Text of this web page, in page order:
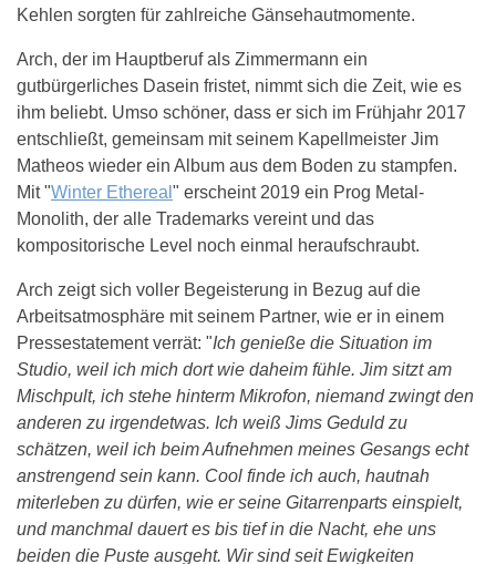
Kehlen sorgten für zahlreiche Gänsehautmomente.
Arch, der im Hauptberuf als Zimmermann ein
gutbürgerliches Dasein fristet, nimmt sich die Zeit, wie es
ihm beliebt. Umso schöner, dass er sich im Frühjahr 2017
entschließt, gemeinsam mit seinem Kapellmeister Jim
Matheos wieder ein Album aus dem Boden zu stampfen.
Mit "Winter Ethereal " erscheint 2019 ein Prog Metal-
Monolith, der alle Trademarks vereint und das
kompositorische Level noch einmal heraufschraubt.
Arch zeigt sich voller Begeisterung in Bezug auf die
Arbeitsatmosphäre mit seinem Partner, wie er in einem
Pressestatement verrät: "Ich genieße die Situation im
Studio, weil ich mich dort wie daheim fühle. Jim sitzt am
Mischpult, ich stehe hinterm Mikrofon, niemand zwingt den
anderen zu irgendetwas. Ich weiß Jims Geduld zu
schätzen, weil ich beim Aufnehmen meines Gesangs echt
anstrengend sein kann. Cool finde ich auch, hautnah
miterleben zu dürfen, wie er seine Gitarrenparts einspielt,
und manchmal dauert es bis tief in die Nacht, ehe uns
beiden die Puste ausgeht. Wir sind seit Ewigkeiten